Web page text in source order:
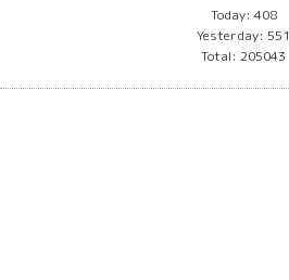
Today: 408
Yesterday: 551
Total: 205043